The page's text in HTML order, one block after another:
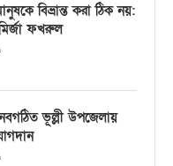
বিভ্রান্ত করা ঠিক নয়:
ফখরুল
ভূল্লী উপজেলায়